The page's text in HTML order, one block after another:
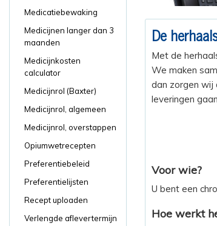
Medicatiebewaking
Medicijnen langer dan 3
maanden
Medicijnkosten
calculator
Medicijnrol (Baxter)
Medicijnrol, algemeen
Medicijnrol, overstappen
Opiumwetrecepten
Preferentiebeleid
Preferentielijsten
Recept uploaden
Verlengde aflevertermijn
De
Met de
We maken
dan zorgen wij
leveringen
Voor wie?
U bent een
Hoe werkt